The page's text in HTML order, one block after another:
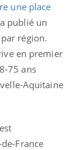
une place
publié un
région.
en premier
75 ans
Aquitaine
France